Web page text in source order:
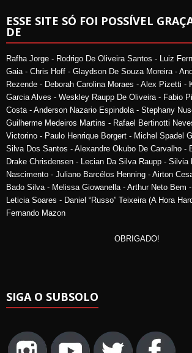
ESSE SITE SÓ FOI POSSÍVEL
DE
Rafha Jorge - Rodrigo De Oliveira Santos - Luiz
Gaia - Chris Hoff - Glaydson De Souza Moreira -
Rezende - Deborah Carolina Moraes - Alex Pizetti -
Garcia Alves - Weskley Raupp De Oliveira - Fabio
Costa - Anderson Nazario Espindola - Stephany
Guilherme Medeiros Martins - Rafael Bertinotti
Victorino - Paulo Henrique Borgert - Michel Spadel
Silva Dos Santos - Alexandre Okubo De Carvalho -
Drake Chrisdensen - Lecian Da Silva Raupp - Silvia
Nascimento - Juliano Barcélos Henning - Airton
Bado Silva - Melissa Giowanella - Arthur Neto Bem
Leticia Soares - Daniel “Russo” Teixeira (A Hora
Fernando Mazon
OBRIGADO!
SIGA O SUBSOLO